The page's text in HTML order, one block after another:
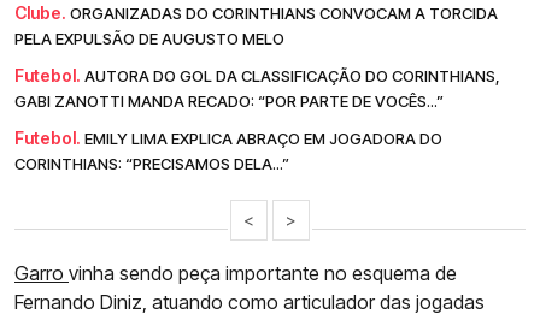
Clube. ORGANIZADAS DO CORINTHIANS CONVOCAM A TORCIDA
PELA EXPULSÃO DE AUGUSTO MELO
Futebol. AUTORA DO GOL DA CLASSIFICAÇÃO DO CORINTHIANS,
GABI ZANOTTI MANDA RECADO: “POR PARTE DE VOCÊS...”
Futebol. EMILY LIMA EXPLICA ABRAÇO EM JOGADORA DO
CORINTHIANS: “PRECISAMOS DELA...”
< >
Garro vinha sendo peça importante no esquema de
Fernando Diniz, atuando como articulador das jogadas